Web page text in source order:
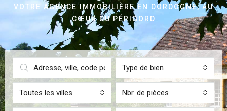
VOTRE AGENCE IMMOBILIÈRE EN DORDOGNE, AU
CŒUR DU PÉRIGORD
Type de bien
Toutes les villes Nbr. de pièces